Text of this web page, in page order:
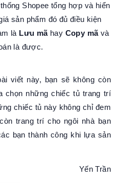
Shopee tổng hợp và hiển
sản phẩm đó đủ điều kiện
là Lưu mã hay Copy mãvà
là được.
viết này, bạn sẽ không còn
chọn những chiếc tủ trang trí
chiếc tủ này không chỉ đem
trang trí cho ngôi nhà bạn
bạn thành công khi lựa sản
Yến Trần